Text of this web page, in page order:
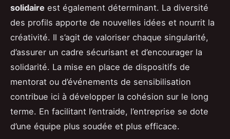
solidaire est également déterminant. La diversité
des profils apporte de nouvelles idées et nourrit la
créativité. Il s’agit de valoriser chaque singularité,
d’assurer un cadre sécurisant et d’encourager la
solidarité. La mise en place de dispositifs de
mentorat ou d’événements de sensibilisation
contribue ici à développer la cohésion sur le long
terme. En facilitant l’entraide, l’entreprise se dote
d’une équipe plus soudée et plus efficace.